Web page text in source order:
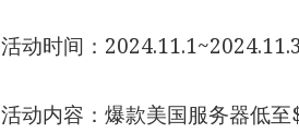
活动时间：
活动内容：爆款美国服务器低